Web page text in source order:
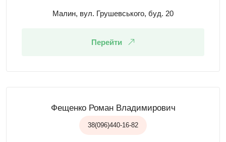
Малин, вул. Грушевського, буд. 20
Перейти
Фещенко Роман Владимирович
38(096)440-16-82